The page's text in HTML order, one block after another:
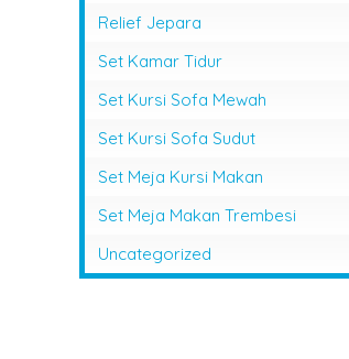
Relief Jepara
Set Kamar Tidur
Set Kursi Sofa Mewah
Set Kursi Sofa Sudut
Set Meja Kursi Makan
Set Meja Makan Trembesi
Uncategorized